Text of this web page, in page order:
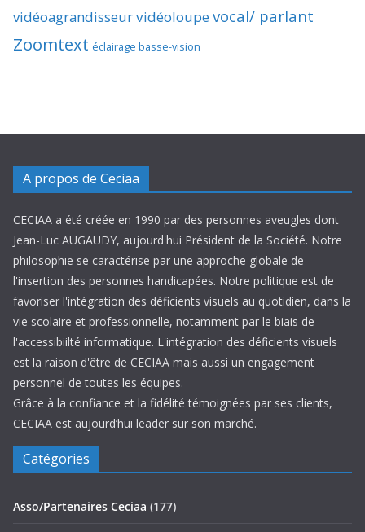
vidéoagrandisseurvidéoloupevocal/ parlant
Zoomtext éclairage basse-vision
A propos de Ceciaa
CECIAA a été créée en 1990 par des personnes aveugles dont
Jean-Luc AUGAUDY, aujourd'hui Président de la Société. Notre
philosophie se caractérise par une approche globale de
l'insertion des personnes handicapées. Notre politique est de
favoriser l'intégration des déficients visuels au quotidien, dans la
vie scolaire et professionnelle, notamment par le biais de
l'accessibiilté informatique. L'intégration des déficients visuels
est la raison d'être de CECIAA mais aussi un engagement
personnel de toutes les équipes.
Grâce à la confiance et la fidélité témoignées par ses clients,
CECIAA est aujourd’hui leader sur son marché.
Catégories
Asso/Partenaires Ceciaa (177)